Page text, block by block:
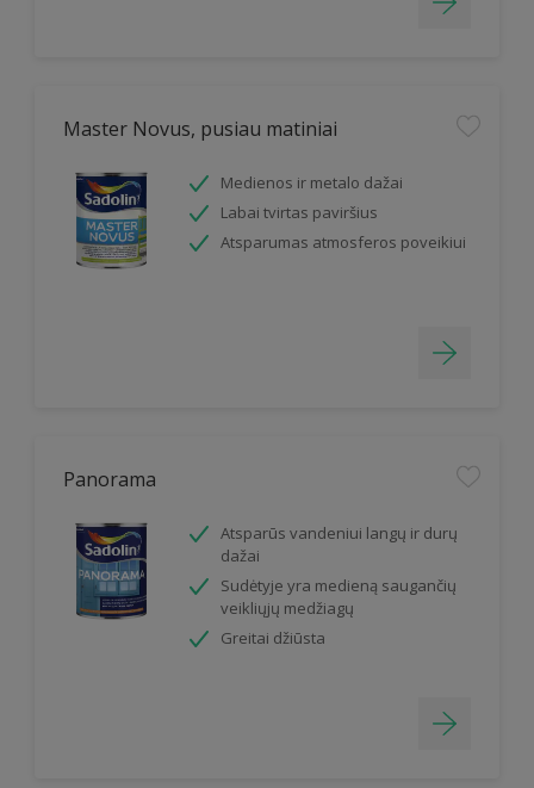
Master Novus, pusiau matiniai
Medienos ir metalo dažai
Labai tvirtas paviršius
Atsparumas atmosferos poveikiui
Panorama
Atsparūs vandeniui langų ir durų
dažai
Sudėtyje yra medieną saugančių
veikliųjų medžiagų
Greitai džiūsta